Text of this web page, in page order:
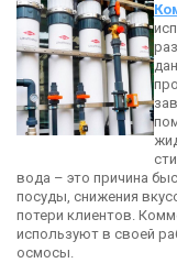
вода – это причина
посуды, снижения
потери клиентов.
используют в своей
осмосы.